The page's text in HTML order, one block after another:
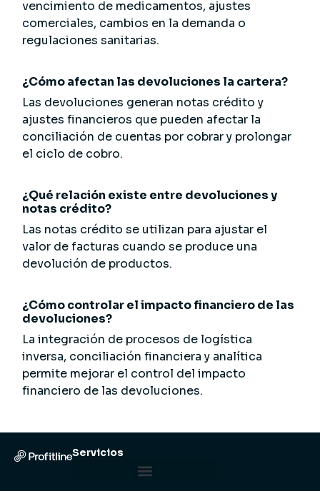
vencimiento de medicamentos, ajustes
comerciales, cambios en la demanda o
regulaciones sanitarias.
¿Cómo afectan las devoluciones la cartera?
Las devoluciones generan notas crédito y
ajustes financieros que pueden afectar la
conciliación de cuentas por cobrar y prolongar
el ciclo de cobro.
¿Qué relación existe entre devoluciones y
notas crédito?
Las notas crédito se utilizan para ajustar el
valor de facturas cuando se produce una
devolución de productos.
¿Cómo controlar el impacto financiero de las
devoluciones?
La integración de procesos de logística
inversa, conciliación financiera y analítica
permite mejorar el control del impacto
financiero de las devoluciones.
Servicios